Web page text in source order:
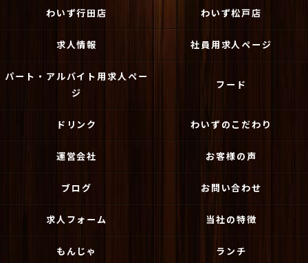
わいず行田店 わいず松戸店
求人情報 社員用求人ページ
パート・アルバイト用求人ペー
ジ
フード
ドリンク わいずのこだわり
運営会社 お客様の声
ブログ お問い合わせ
求人フォーム 当社の特徴
もんじゃ ランチ